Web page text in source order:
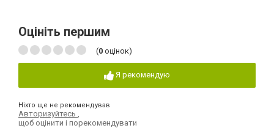
Оцініть першим
(0 оцінок)
Я рекомендую
Ніхто ще не рекомендував
Авторизуйтесь
щоб оцінити і порекомендувати